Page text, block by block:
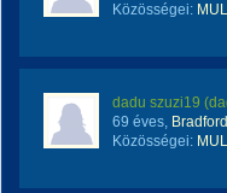
Közösségei:
dadu szuzi19
69 éves,
Közösségei: